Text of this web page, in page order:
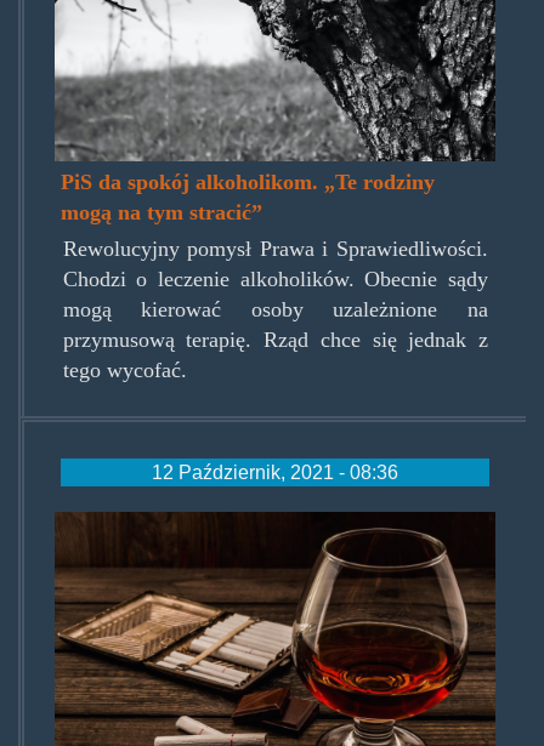
PiS da spokój alkoholikom. „Te rodziny
mogą na tym stracić”
Rewolucyjny pomysł Prawa i Sprawiedliwości.
Chodzi o leczenie alkoholików. Obecnie sądy
mogą kierować osoby uzależnione na
przymusową terapię. Rząd chce się jednak z
tego wycofać.
12 Październik, 2021 - 08:36
alkoiuzywki.jpg